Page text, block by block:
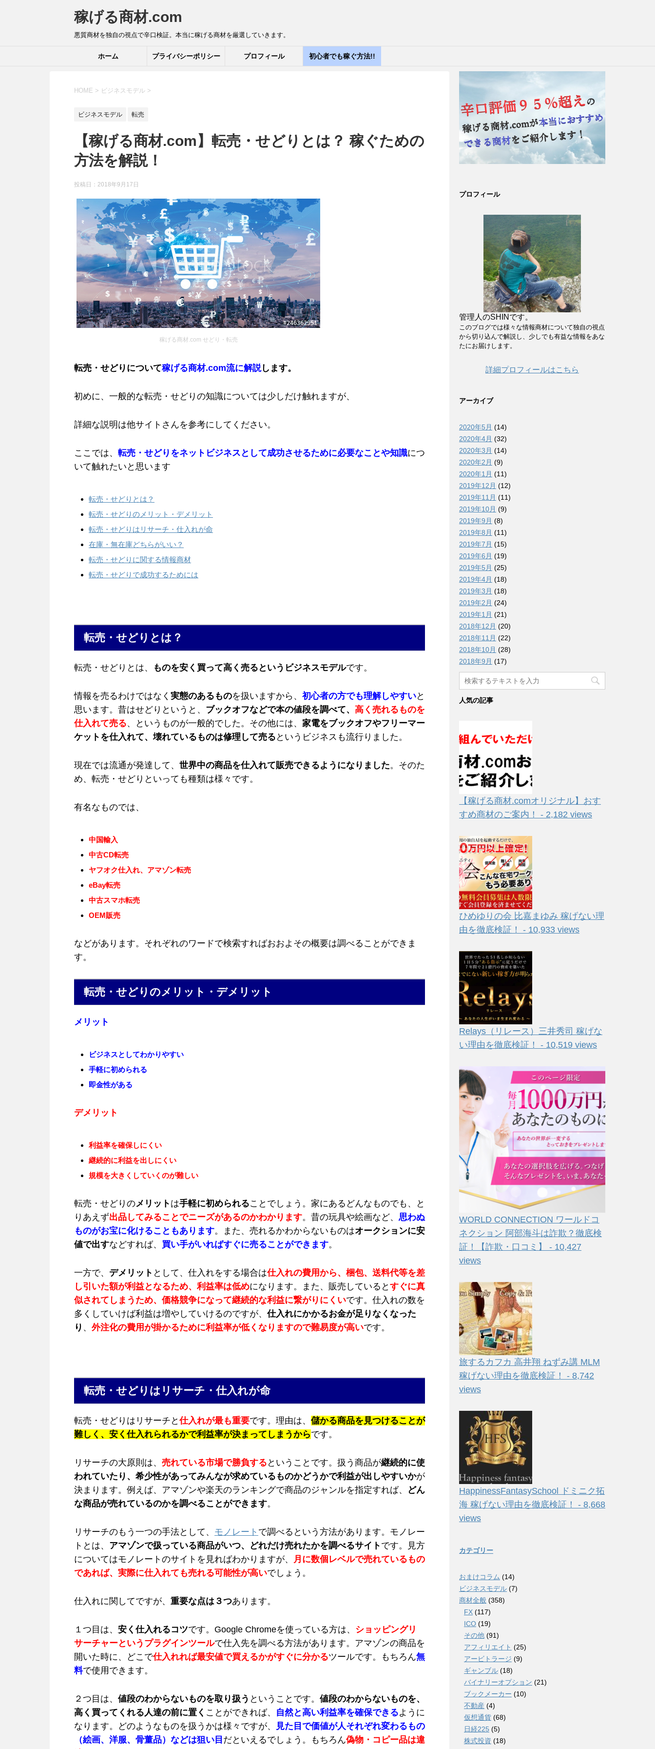
稼げる商材.com
悪質商材を独自の視点で辛口検証。本当に稼げる商材を厳選していきます。
ホーム プライバシーポリシー プロフィール 初心者でも稼ぐ方法!!
HOME > ビジネスモデル >
ビジネスモデル 転売
【稼げる商材.com】転売・せどりとは？ 稼ぐための
方法を解説！
投稿日：2018年9月17日
稼げる商材.com せどり・転売
転売・せどりについて稼げる商材.com流に解説します。
初めに、一般的な転売・せどりの知識については少しだけ触れますが、
詳細な説明は他サイトさんを参考にしてください。
ここでは、 転売・せどりをネットビジネスとして成功させるために必要なことや知識につ
いて触れたいと思います
転売・せどりとは？
転売・せどりのメリット・デメリット
転売・せどりはリサーチ・仕入れが命
在庫・無在庫どちらがいい？
転売・せどりに関する情報商材
転売・せどりで成功するためには
転売・せどりとは？
転売・せどりとは、 ものを安く買って高く売るというビジネスモデルです。
情報を売るわけではなく 実態のあるものを扱いますから、 初心者の方でも理解しやすいと
思います。昔はせどりというと、 ブックオフなどで本の値段を調べて、 高く売れるものを
仕入れて売る、というものが一般的でした。その他には、 家電をブックオフやフリーマー
ケットを仕入れて、壊れているものは修理して売る というビジネスも流行りました。
現在では流通が発達して、 世界中の商品を仕入れて販売できるようになりました。そのた
め、転売・せどりといっても種類は様々です。
有名なものでは、
中国輸入
中古CD転売
ヤフオク仕入れ、アマゾン転売
eBay転売
中古スマホ転売
OEM販売
などがあります。それぞれのワードで検索すればおおよその概要は調べることができま
す。
転売・せどりのメリット・デメリット
メリット
ビジネスとしてわかりやすい
手軽に初められる
即金性がある
デメリット
利益率を確保しにくい
継続的に利益を出しにくい
規模を大きくしていくのが難しい
転売・せどりのメリット は手軽に初められることでしょう。家にあるどんなものでも、と
りあえず出品してみることでニーズがあるのかわかります。昔の玩具や絵画など、 思わぬ
ものがお宝に化けることもあります。また、売れるかわからないものはオークションに安
値で出すなどすれば、 買い手がいればすぐに売ることができます。
一方で、 デメリット として、仕入れをする場合は仕入れの費用から、梱包、送料代等を差
し引いた額が利益となるため、利益率は低めになります。また、販売していると すぐに真
似されてしまうため、価格競争になって継続的な利益に繋がりにくいです。仕入れの数を
多くしていけば利益は増やしていけるのですが、仕入れにかかるお金が足りなくなった
り 、 外注化の費用が掛かるために利益率が低くなりますので難易度が高いです。
転売・せどりはリサーチ・仕入れが命
転売・せどりはリサーチと仕入れが最も重要です。理由は、 儲かる商品を見つけることが
難しく、安く仕入れられるかで利益率が決まってしまうからです。
リサーチの大原則は、 売れている市場で勝負する ということです。扱う商品が継続的に使
われていたり、希少性があってみんなが求めているものかどうかで利益が出しやすいかが
決まります。例えば、アマゾンや楽天のランキングで商品のジャンルを指定すれば、 どん
な商品が売れているのかを調べることができます。
リサーチのもう一つの手法として、 モノレート で調べるという方法があります。モノレー
トとは、 アマゾンで扱っている商品がいつ、どれだけ売れたかを調べるサイト です。見方
についてはモノレートのサイトを見ればわかりますが、 月に数個レベルで売れているもの
であれば、実際に仕入れても売れる可能性が高いでしょう。
仕入れに関してですが、 重要な点は３つあります。
１つ目は、 安く仕入れるコツです。Google Chromeを使っている方は、 ショッピングリ
サーチャーというプラグインツールで仕入先を調べる方法があります。アマゾンの商品を
開いた時に、どこで仕入れれば最安値で買えるかがすぐに分かるツールです。もちろん無
料で使用できます。
２つ目は、 値段のわからないものを取り扱う ということです。 値段のわからないものを、
高く買ってくれる人達の前に置く ことができれば、 自然と高い利益率を確保できるように
なります。どのようなものを扱うかは様々ですが、
見た目で価値が人それぞれ変わるもの
（絵画、洋服、骨董品）などは狙い目 だといえるでしょう。もちろん偽物・コピー品は違
プロフィール
管理人のSHINです。
このブログでは様々な情報商材について独自の視点
から切り込んで解説し、少しでも有益な情報をあな
たにお届けします。
詳細プロフィールはこちら
アーカイブ
2020年5月 (14)
2020年4月 (32)
2020年3月 (14)
2020年2月 (9)
2020年1月 (11)
2019年12月 (12)
2019年11月 (11)
2019年10月 (9)
2019年9月 (8)
2019年8月 (11)
2019年7月 (15)
2019年6月 (19)
2019年5月 (25)
2019年4月 (18)
2019年3月 (18)
2019年2月 (24)
2019年1月 (21)
2018年12月 (20)
2018年11月 (22)
2018年10月 (28)
2018年9月 (17)
人気の記事
【稼げる商材.comオリジナル】おす
すめ商材のご案内！ - 2,182 views
ひめゆりの会 比嘉まゆみ 稼げない理
由を徹底検証！ - 10,933 views
Relays（リレース）三井秀司 稼げな
い理由を徹底検証！ - 10,519 views
WORLD CONNECTION ワールドコ
ネクション 阿部海斗は詐欺？徹底検
証！【詐欺・口コミ】 - 10,427
views
旅するカフカ 高井翔 ねずみ講 MLM
稼げない理由を徹底検証！ - 8,742
views
HappinessFantasySchool ドミニク拓
海 稼げない理由を徹底検証！ - 8,668
views
カテゴリー
おまけコラム (14)
ビジネスモデル (7)
商材全般 (358)
FX (117)
ICO (19)
その他 (91)
アフィリエイト (25)
アービトラージ (9)
ギャンブル (18)
バイナリーオプション (21)
ブックメーカー (10)
不動産 (4)
仮想通貨 (68)
日経225 (5)
株式投資 (18)